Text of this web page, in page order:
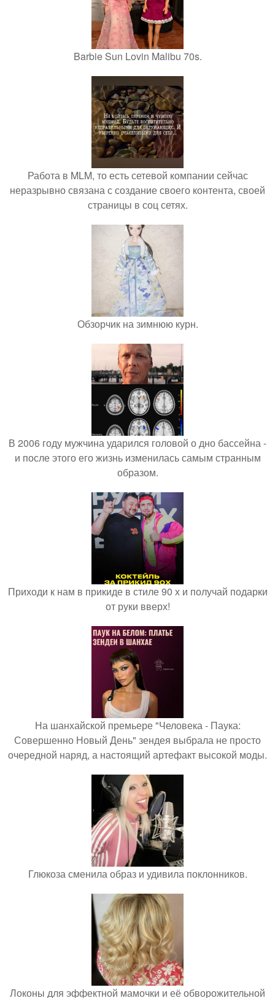
Barbie Sun Lovin Malibu 70s.
Работа в MLM, то есть сетевой компании сейчас
неразрывно связана с создание своего контента, своей
страницы в соц сетях.
Обзорчик на зимнюю курн.
В 2006 году мужчина ударился головой о дно бассейна -
и после этого его жизнь изменилась самым странным
образом.
Приходи к нам в прикиде в стиле 90 х и получай подарки
от руки вверх!
На шанхайской премьере "Человека - Паука:
Совершенно Новый День" зендея выбрала не просто
очередной наряд, а настоящий артефакт высокой моды.
Глюкоза сменила образ и удивила поклонников.
Локоны для эффектной мамочки и её обворожительной